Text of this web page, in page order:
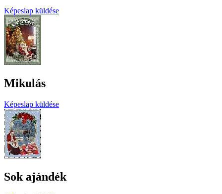
Képeslap küldése
Mikulás
Képeslap küldése
Sok ajándék